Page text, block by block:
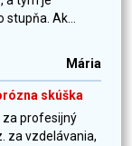
Ak...
Mária
skúška
za profesijný
za vzdelávania,